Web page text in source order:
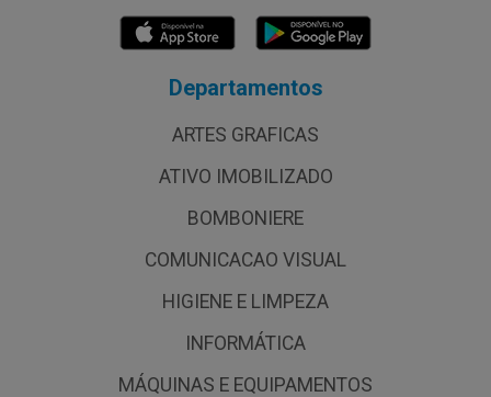
Departamentos
ARTES GRAFICAS
ATIVO IMOBILIZADO
BOMBONIERE
COMUNICACAO VISUAL
HIGIENE E LIMPEZA
INFORMÁTICA
MÁQUINAS E EQUIPAMENTOS